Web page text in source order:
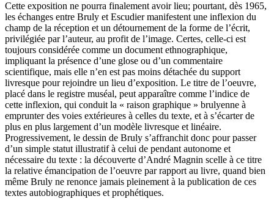
Cette exposition ne pourra finalement avoir lieu; pourtant, dès 1965,
les échanges entre Bruly et Escudier manifestent une inflexion du
champ de la réception et un détournement de la forme de l’écrit,
privilégiée par l’auteur, au profit de l’image. Certes, celle-ci est
toujours considérée comme un document ethnographique,
impliquant la présence d’une glose ou d’un commentaire
scientifique, mais elle n’en est pas moins détachée du support
livresque pour rejoindre un lieu d’exposition. Le titre de l’oeuvre,
placé dans le registre muséal, peut apparaître comme l’indice de
cette inflexion, qui conduit la « raison graphique » brulyenne à
emprunter des voies extérieures à celles du texte, et à s’écarter de
plus en plus largement d’un modèle livresque et linéaire.
Progressivement, le dessin de Bruly s’affranchit donc pour passer
d’un simple statut illustratif à celui de pendant autonome et
nécessaire du texte : la découverte d’André Magnin scelle à ce titre
la relative émancipation de l’oeuvre par rapport au livre, quand bien
même Bruly ne renonce jamais pleinement à la publication de ces
textes autobiographiques et prophétiques.